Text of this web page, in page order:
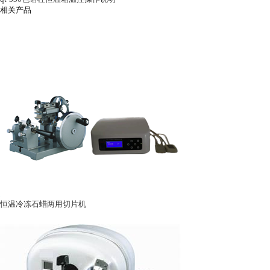
相关产品
恒温冷冻石蜡两用切片机